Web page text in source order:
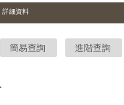
詳細資料
簡易查詢 進階查詢